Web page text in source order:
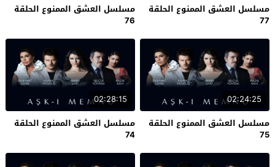
مسلسل العشق الممنوع الحلقة
77
مسلسل العشق الممنوع الحلقة
76
02:24:25
مسلسل العشق الممنوع الحلقة
75
02:28:15
مسلسل العشق الممنوع الحلقة
74